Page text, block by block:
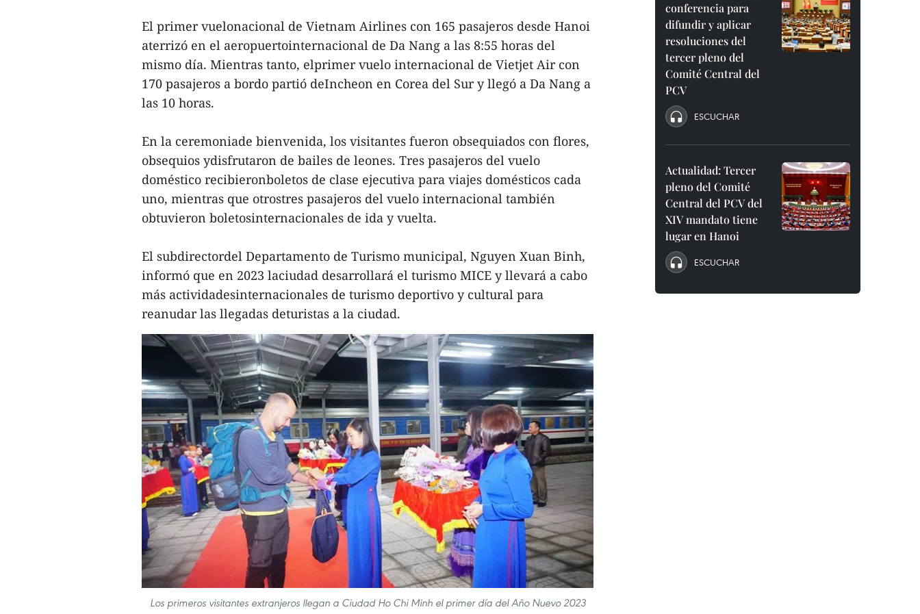
El primer vuelonacional de Vietnam Airlines con 165 pasajeros desde Hanoi
aterrizó en el aeropuertointernacional de Da Nang a las 8:55 horas del
mismo día. Mientras tanto, elprimer vuelo internacional de Vietjet Air con
170 pasajeros a bordo partió deIncheon en Corea del Sur y llegó a Da Nang a
las 10 horas.
En la ceremoniade bienvenida, los visitantes fueron obsequiados con flores,
obsequios ydisfrutaron de bailes de leones. Tres pasajeros del vuelo
doméstico recibieronboletos de clase ejecutiva para viajes domésticos cada
uno, mientras que otrostres pasajeros del vuelo internacional también
obtuvieron boletosinternacionales de ida y vuelta.
El subdirectordel Departamento de Turismo municipal, Nguyen Xuan Binh,
informó que en 2023 laciudad desarrollará el turismo MICE y llevará a cabo
más actividadesinternacionales de turismo deportivo y cultural para
reanudar las llegadas deturistas a la ciudad.
Los primeros visitantes extranjeros llegan a Ciudad Ho Chi Minh el primer día del Año Nuevo 2023
conferencia para
difundir y aplicar
resoluciones del
tercer pleno del
Comité Central del
PCV
ESCUCHAR
Actualidad: Tercer
pleno del Comité
Central del PCV del
XIV mandato tiene
lugar en Hanoi
ESCUCHAR